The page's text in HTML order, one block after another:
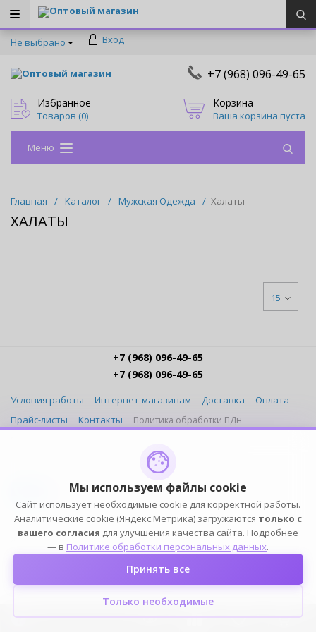
Оптовый магазин
Не выбрано Вход
Оптовый магазин +7 (968) 096-49-65
Избранное
Товаров (0)
Корзина
Ваша корзина пуста
Меню
Главная / Каталог / Мужская Одежда / Халаты
ХАЛАТЫ
15
+7 (968) 096-49-65
+7 (968) 096-49-65
Условия работы Интернет-магазинам Доставка
Оплата
Прайс-листы
Контакты
Политика обработки ПДн
ПОДПИСЫВАЙСЯ
2004-2026 © ELIA — ИП Елин К.Н. (ОГРНИП 316774600249101, ИНН 772391778153). Оптовый
магазин домашней одежды, белья, обуви и аксессуаров. Все права защищены.
0 0 0 0
Мы используем файлы cookie
Сайт использует необходимые cookie для корректной работы.
Аналитические cookie (Яндекс.Метрика) загружаются только с
вашего согласия для улучшения качества сайта. Подробнее
— в Политике обработки персональных данных.
Принять все
Только необходимые